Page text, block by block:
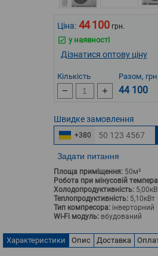
Ціна: 44 100 грн.
у наявності
Дізнатися оптову ціну
Кількість Разом,
44 100
Швидкезамовлення
+380
Задати питання
Площа приміщення:50м²
Робота при мінусовій
Холодопродуктивність:
Теплопродуктивність:5,10кВт
Тип компресора:інверторний
Wi-Fi модуль:вбудований
Характеристики Опис Доставка